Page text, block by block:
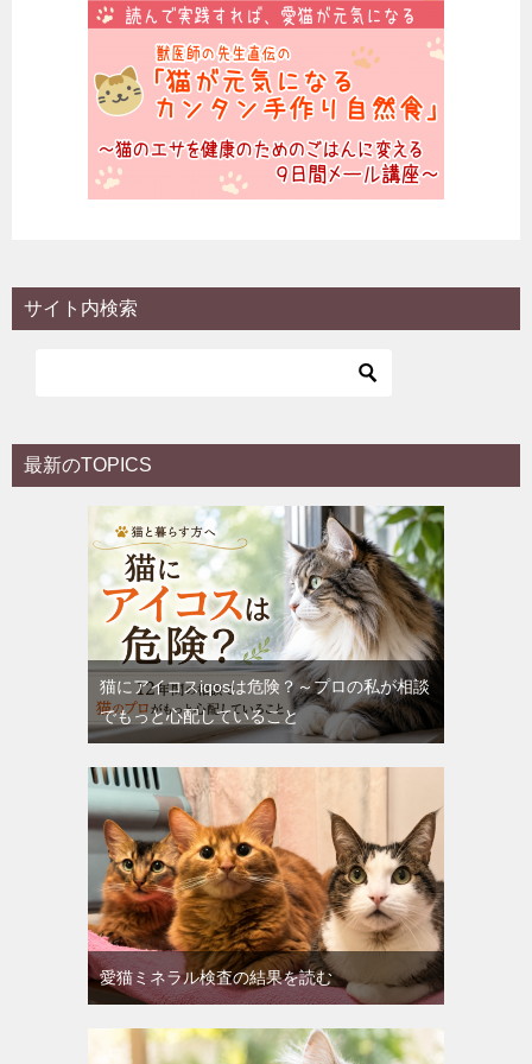
サイト内検索
最新のTOPICS
猫にアイコスiqosは危険？～プロの私が相談
でもっと心配していること
愛猫ミネラル検査の結果を読む